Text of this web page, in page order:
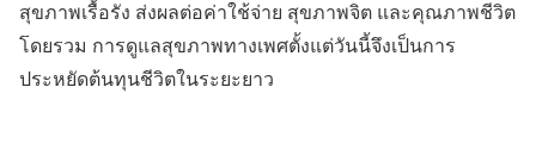
สุขภาพเรื้อรัง ส่งผลต่อค่าใช้จ่าย สุขภาพจิต และคุณภาพชีวิต
โดยรวม การดูแลสุขภาพทางเพศตั้งแต่วันนี้จึงเป็นการ
ประหยัดต้นทุนชีวิตในระยะยาว